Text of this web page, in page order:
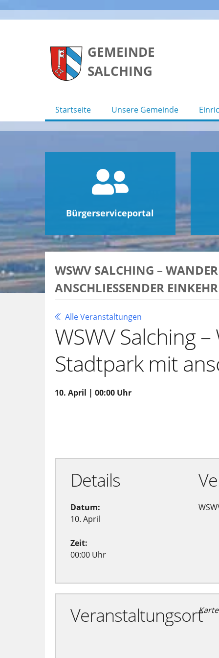
GEMEINDE
SALCHING
Startseite Unsere Gemeinde
Bürgerserviceportal
WSWV SALCHING –
ANSCHLIESSENDER EINKEHR
Alle Veranstaltungen
WSWV Salching
Stadtpark mit
10. April | 00:00 Uhr
Details
Datum:
10. April
Zeit:
00:00 Uhr
Veranstaltungsort